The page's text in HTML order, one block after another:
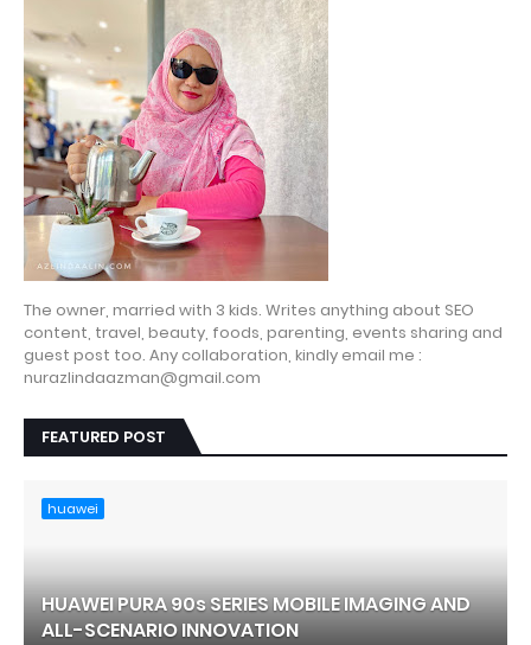
The owner, married with 3 kids. Writes anything about SEO
content, travel, beauty, foods, parenting, events sharing and
guest post too. Any collaboration, kindly email me :
nurazlindaazman@gmail.com
FEATURED POST
huawei
HUAWEI PURA 90s SERIES MOBILE IMAGING AND
ALL-SCENARIO INNOVATION